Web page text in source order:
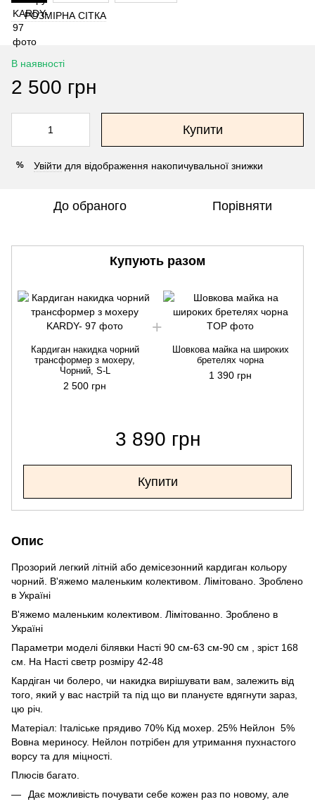
РОЗМІРНА СІТКА
В наявності
2 500 грн
Купити
% Увійти для відображення накопичувальної знижки
До обраного Порівняти
Купують разом
Кардиган накидка чорний
трансформер з мохеру,
Чорний, S-L
2 500 грн
Шовкова майка на широких
бретелях чорна
1 390 грн
3 890 грн
Купити
Опис
Прозорий легкий літній або демісезонний кардиган кольору
чорний. В'яжемо маленьким колективом. Лімітовано. Зроблено
в Україні
В'яжемо маленьким колективом. Лімітованно. Зроблено в
Україні
Параметри моделі білявки Насті 90 см-63 см-90 см , зріст 168
см. На Насті светр розміру 42-48
Кардіган чи болеро, чи накидка вирішувати вам, залежить від
того, який у вас настрій та під що ви плануєте вдягнути зараз,
цю річ.
Матеріал: Італіське прядиво 70% Кід мохер. 25% Нейлон 5%
Вовна мериносу. Нейлон потрібен для утримання пухнастого
ворсу та для міцності.
Плюсів багато.
Дає можливість почувати себе кожен раз по новому, але